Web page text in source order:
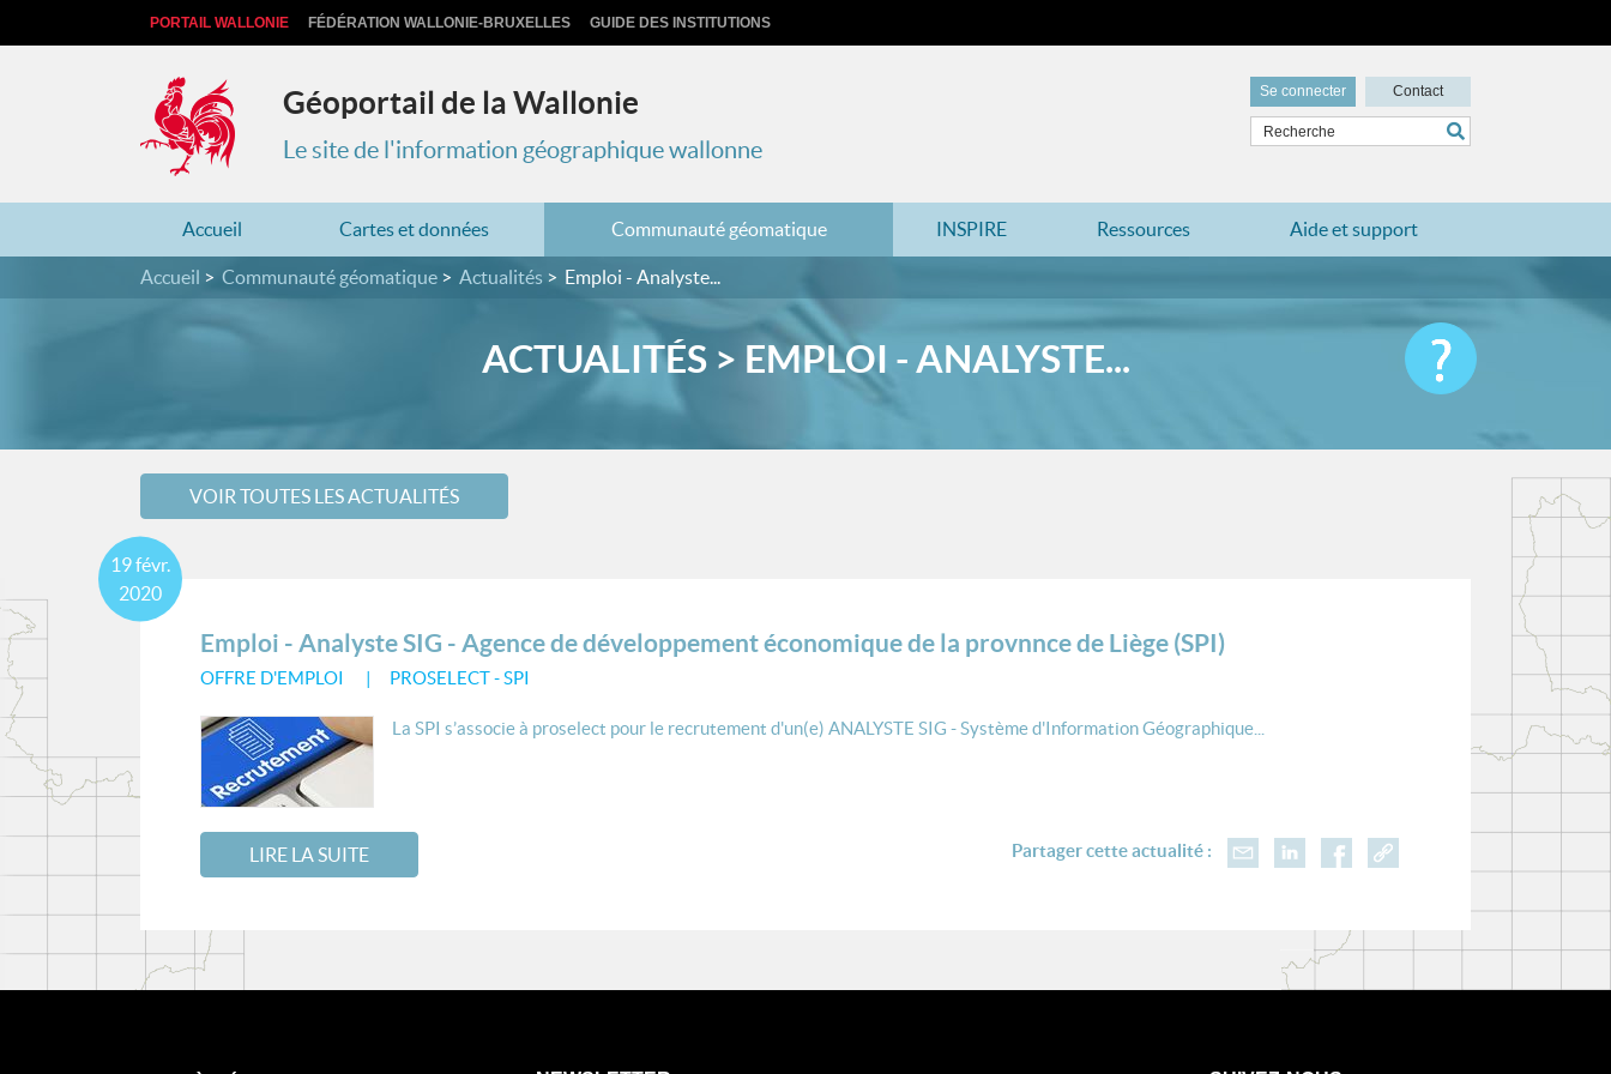
PORTAIL WALLONIE FÉDÉRATION WALLONIE-BRUXELLES GUIDE DES INSTITUTIONS
Géoportail de la Wallonie
Le site de l'information géographique wallonne
Se connecter Contact
Accueil Cartes et données Communauté géomatique INSPIRE Ressources Aide et support
Accueil Communauté géomatique Actualités Emploi - Analyste...
ACTUALITÉS > EMPLOI - ANALYSTE...
VOIR TOUTES LES ACTUALITÉS
Emploi - Analyste SIG - Agence de développement économique de la provnnce de Liège (SPI)
OFFRE D'EMPLOI PROSELECT - SPI
19févr.
2020
La SPI s’associe à proselect pour le recrutement d'un(e) ANALYSTE SIG - Système d'Information Géographique...
LIRE LA SUITE Partager cette actualité :